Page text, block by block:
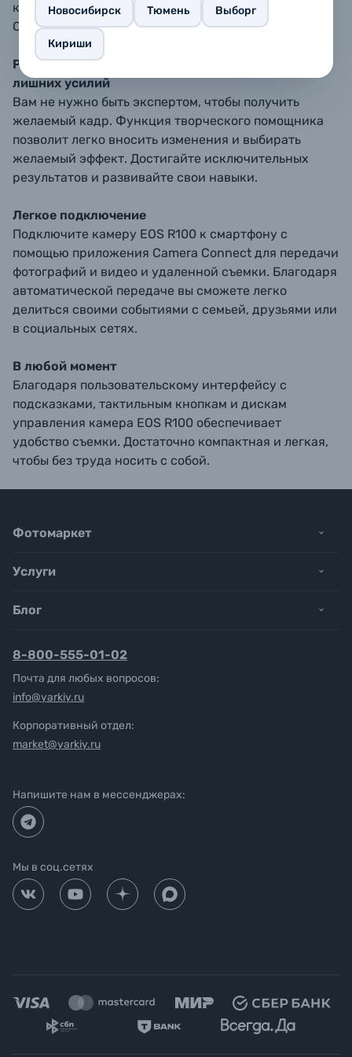
Новосибирск Тюмень Выборг
Кириши
кадре, чтобы запечатлеть нужный момент.
Сохраняйте фокус и снимайте идеальные моменты
Раскройте свой творческий потенциал без
лишних усилий
Вам не нужно быть экспертом, чтобы получить
желаемый кадр. Функция творческого помощника
позволит легко вносить изменения и выбирать
желаемый эффект. Достигайте исключительных
результатов и развивайте свои навыки.
Легкое подключение
Подключите камеру EOS R100 к смартфону с
помощью приложения Camera Connect для передачи
фотографий и видео и удаленной съемки. Благодаря
автоматической передаче вы сможете легко
делиться своими событиями с семьей, друзьями или
в социальных сетях.
В любой момент
Благодаря пользовательскому интерфейсу с
подсказками, тактильным кнопкам и дискам
управления камера EOS R100 обеспечивает
удобство съемки. Достаточно компактная и легкая,
чтобы без труда носить с собой.
Фотомаркет
Услуги
Блог
8-800-555-01-02
Почта для любых вопросов:
info@yarkiy.ru
Корпоративный отдел:
market@yarkiy.ru
Напишите нам в мессенджерах:
Мы в соц.сетях